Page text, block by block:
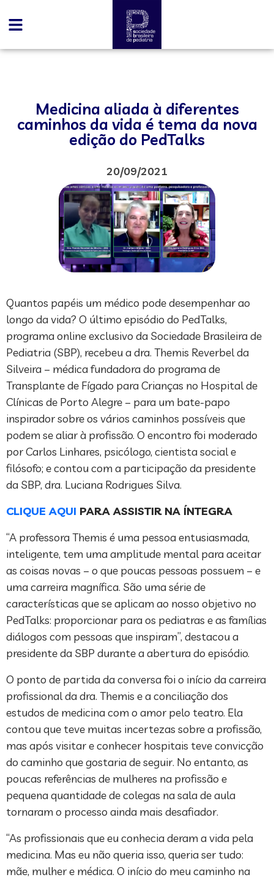
Medicina aliada à diferentes
caminhos da vida é tema da nova
edição do PedTalks
20/09/2021
Quantos papéis um médico pode desempenhar ao
longo da vida? O último episódio do PedTalks,
programa online exclusivo da Sociedade Brasileira de
Pediatria (SBP), recebeu a dra. Themis Reverbel da
Silveira – médica fundadora do programa de
Transplante de Fígado para Crianças no Hospital de
Clínicas de Porto Alegre – para um bate-papo
inspirador sobre os vários caminhos possíveis que
podem se aliar à profissão. O encontro foi moderado
por Carlos Linhares, psicólogo, cientista social e
filósofo; e contou com a participação da presidente
da SBP, dra. Luciana Rodrigues Silva.
CLIQUE AQUI PARA ASSISTIR NA ÍNTEGRA
“A professora Themis é uma pessoa entusiasmada,
inteligente, tem uma amplitude mental para aceitar
as coisas novas – o que poucas pessoas possuem – e
uma carreira magnífica. São uma série de
características que se aplicam ao nosso objetivo no
PedTalks: proporcionar para os pediatras e as famílias
diálogos com pessoas que inspiram”, destacou a
presidente da SBP durante a abertura do episódio.
O ponto de partida da conversa foi o início da carreira
profissional da dra. Themis e a conciliação dos
estudos de medicina com o amor pelo teatro. Ela
contou que teve muitas incertezas sobre a profissão,
mas após visitar e conhecer hospitais teve convicção
do caminho que gostaria de seguir. No entanto, as
poucas referências de mulheres na profissão e
pequena quantidade de colegas na sala de aula
tornaram o processo ainda mais desafiador.
“As profissionais que eu conhecia deram a vida pela
medicina. Mas eu não queria isso, queria ser tudo:
mãe, mulher e médica. O início do meu caminho na